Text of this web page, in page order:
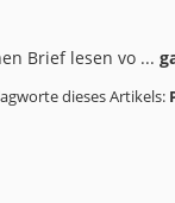
Brief lesen vo ...
dieses Artikels: